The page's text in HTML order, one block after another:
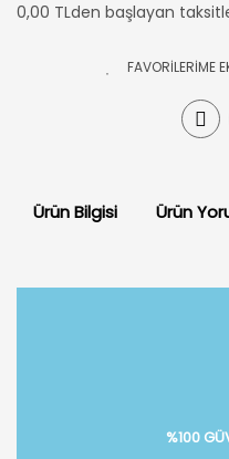
0,00 TLden başlayan
Ürün Bilgisi Ürün
%100